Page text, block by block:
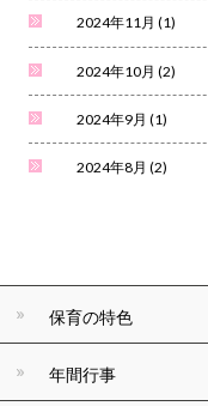
2024年11月 (1)
2024年10月 (2)
2024年9月 (1)
2024年8月 (2)
保育の特色
年間行事